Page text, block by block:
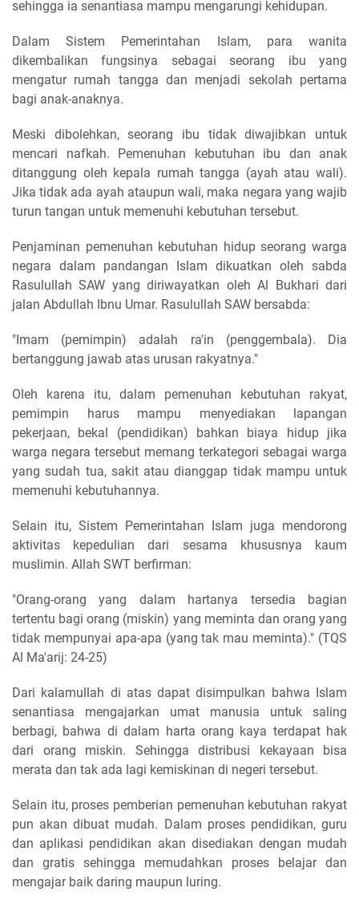
sehingga ia senantiasa mampu mengarungi kehidupan.
Dalam Sistem Pemerintahan Islam, para wanita
dikembalikan fungsinya sebagai seorang ibu yang
mengatur rumah tangga dan menjadi sekolah pertama
bagi anak-anaknya.
Meski dibolehkan, seorang ibu tidak diwajibkan untuk
mencari nafkah. Pemenuhan kebutuhan ibu dan anak
ditanggung oleh kepala rumah tangga (ayah atau wali).
Jika tidak ada ayah ataupun wali, maka negara yang wajib
turun tangan untuk memenuhi kebutuhan tersebut.
Penjaminan pemenuhan kebutuhan hidup seorang warga
negara dalam pandangan Islam dikuatkan oleh sabda
Rasulullah SAW yang diriwayatkan oleh Al Bukhari dari
jalan Abdullah Ibnu Umar. Rasulullah SAW bersabda:
"Imam (pemimpin) adalah ra'in (penggembala). Dia
bertanggung jawab atas urusan rakyatnya."
Oleh karena itu, dalam pemenuhan kebutuhan rakyat,
pemimpin harus mampu menyediakan lapangan
pekerjaan, bekal (pendidikan) bahkan biaya hidup jika
warga negara tersebut memang terkategori sebagai warga
yang sudah tua, sakit atau dianggap tidak mampu untuk
memenuhi kebutuhannya.
Selain itu, Sistem Pemerintahan Islam juga mendorong
aktivitas kepedulian dari sesama khususnya kaum
muslimin. Allah SWT berfirman:
"Orang-orang yang dalam hartanya tersedia bagian
tertentu bagi orang (miskin) yang meminta dan orang yang
tidak mempunyai apa-apa (yang tak mau meminta)." (TQS
Al Ma'arij: 24-25)
Dari kalamullah di atas dapat disimpulkan bahwa Islam
senantiasa mengajarkan umat manusia untuk saling
berbagi, bahwa di dalam harta orang kaya terdapat hak
dari orang miskin. Sehingga distribusi kekayaan bisa
merata dan tak ada lagi kemiskinan di negeri tersebut.
Selain itu, proses pemberian pemenuhan kebutuhan rakyat
pun akan dibuat mudah. Dalam proses pendidikan, guru
dan aplikasi pendidikan akan disediakan dengan mudah
dan gratis sehingga memudahkan proses belajar dan
mengajar baik daring maupun luring.